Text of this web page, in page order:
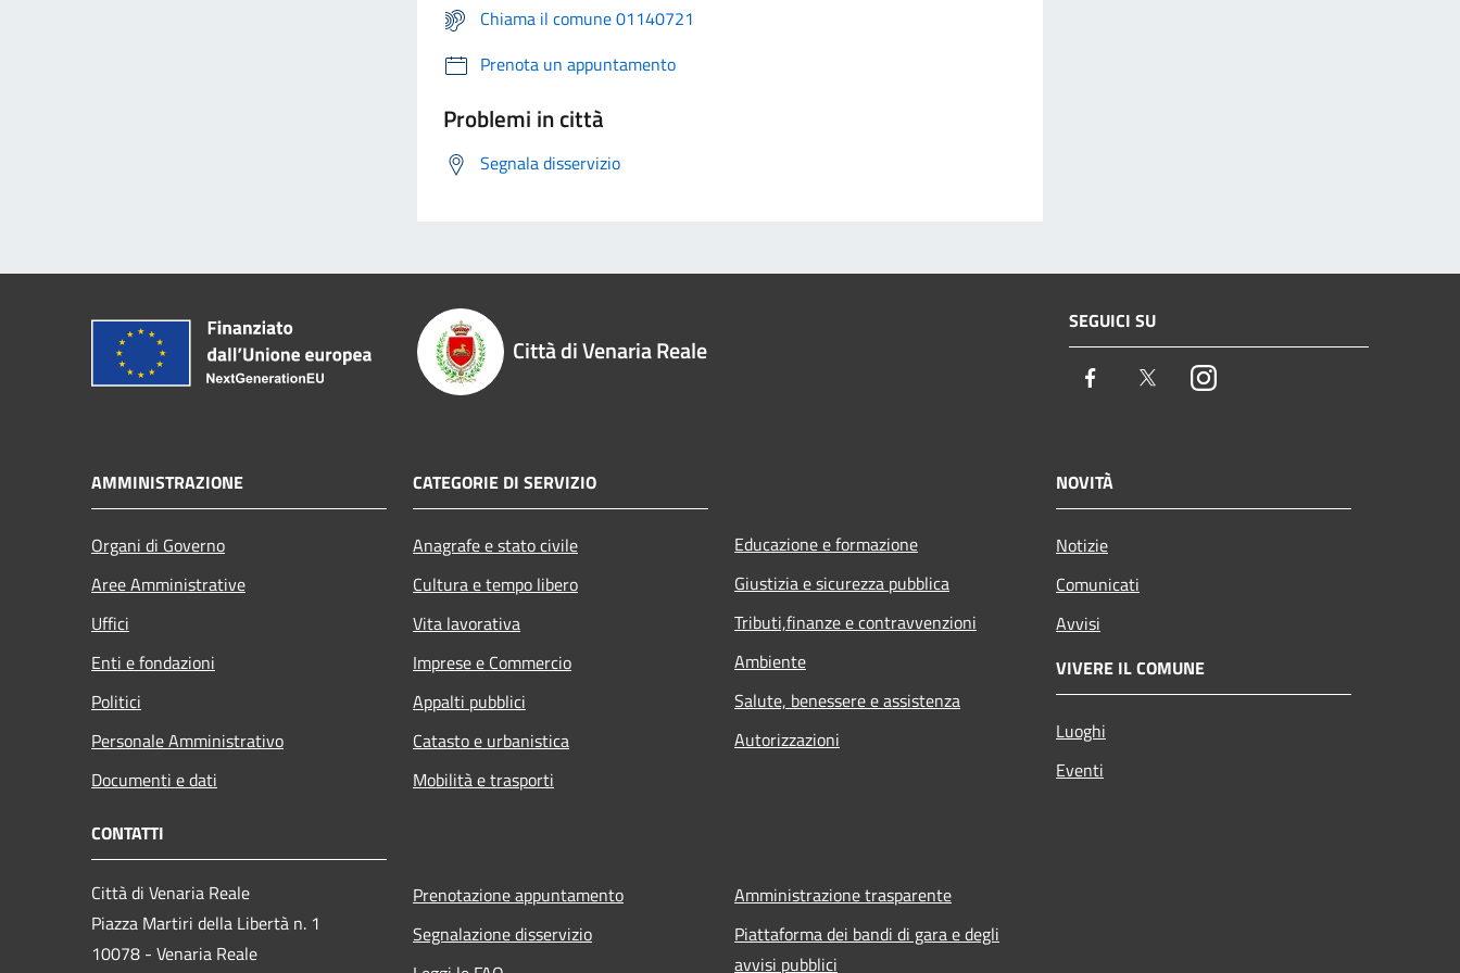
Chiama il comune 01140721
Prenota un appuntamento
Problemi in città
Segnala disservizio
Città di Venaria Reale
SEGUICI SU
Facebook TwitterInstagram
AMMINISTRAZIONE
Organi di Governo
Aree Amministrative
Uffici
Enti e fondazioni
Politici
Personale Amministrativo
Documenti e dati
CATEGORIE DI SERVIZIO
Anagrafe e stato civile
Cultura e tempo libero
Vita lavorativa
Imprese e Commercio
Appalti pubblici
Catasto e urbanistica
Mobilità e trasporti
Educazione e formazione
Giustizia e sicurezza pubblica
Tributi,finanze e contravvenzioni
Ambiente
Salute, benessere e assistenza
Autorizzazioni
NOVITÀ
Notizie
Comunicati
Avvisi
VIVERE IL COMUNE
Luoghi
Eventi
CONTATTI
Città di Venaria Reale
Piazza Martiri della Libertà n. 1
10078 - Venaria Reale
Prenotazione appuntamento
Segnalazione disservizio
Amministrazione trasparente
Piattaforma dei bandi di gara e degli
avvisi pubblici